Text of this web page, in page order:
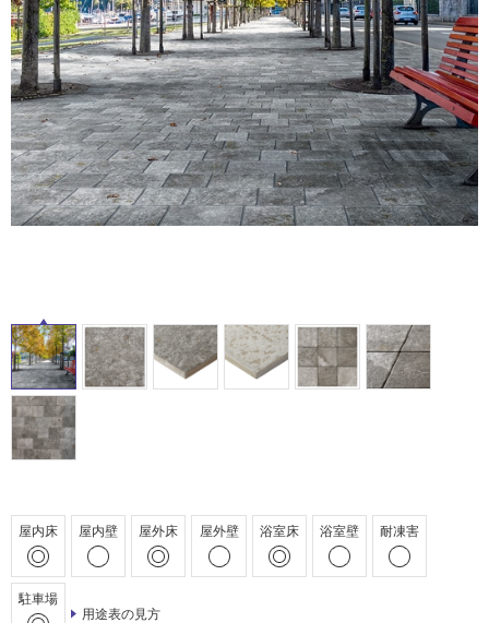
ロートアイアン 天然石・石材
メンテナンス・施工材 新商品
お役立ち情報 住まいのスタイリング
アイデア
ミラタップチャンネル
オンライン相談
屋内床 屋内壁 屋外床 屋外壁 浴室床 浴室壁 耐凍害
駐車場
用途表の見方
タ
イ
屋
内
床・
屋
外
床・
室
床・
駐
車